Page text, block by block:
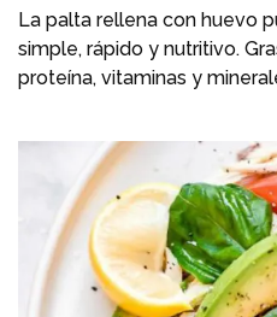
La palta rellena con huevo
simple, rápido y nutritivo.
proteína, vitaminas y